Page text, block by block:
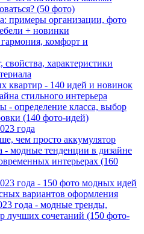
(50 фото)
примеры организации, фото
+ новинки
комфорт и
свойства, характеристики
квартир - 140 идей и новинок
стильного интерьера
- определение класса, выбор
(140 фото-идей)
года
чем просто аккумулятор
- модные тенденции в дизайне
интерьерах (160
года - 150 фото модных идей
вариантов оформления
года - модные тренды,
лучших сочетаний (150 фото-